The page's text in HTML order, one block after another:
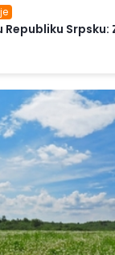
Republiku